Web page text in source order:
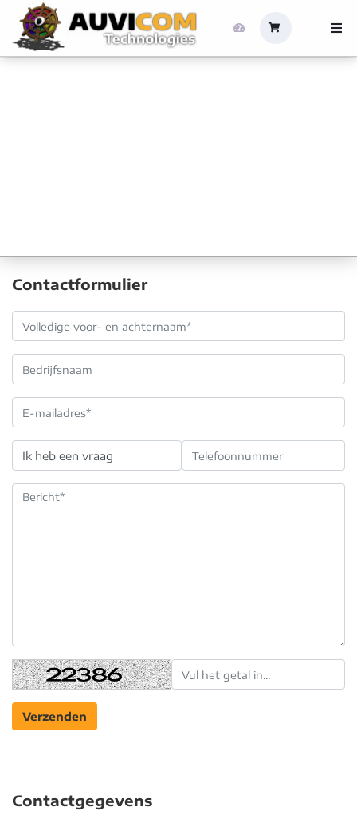
Contactformulier
Verzenden
Contactgegevens